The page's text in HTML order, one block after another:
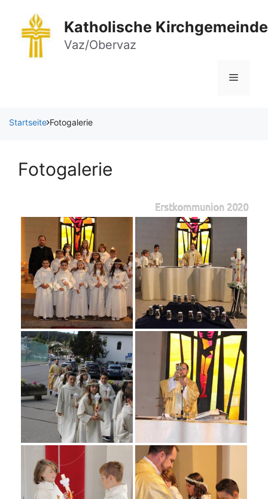
springen
Katholische Kirchgemeinde
Vaz/Obervaz
Menü
Startseite Fotogalerie
Fotogalerie
Erstkommunion 2020